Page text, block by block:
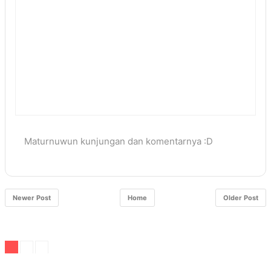
Maturnuwun kunjungan dan komentarnya :D
Newer Post Older Post
Home